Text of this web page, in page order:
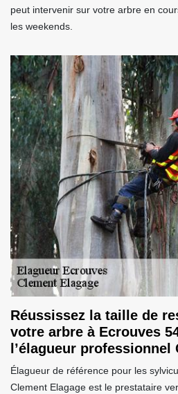
peut intervenir sur votre arbre en
les weekends.
Réussissez la taille de
votre arbre à Ecrouves
l’élagueur professionnel
Élagueur de référence pour les
Clement Elagage est le prestataire